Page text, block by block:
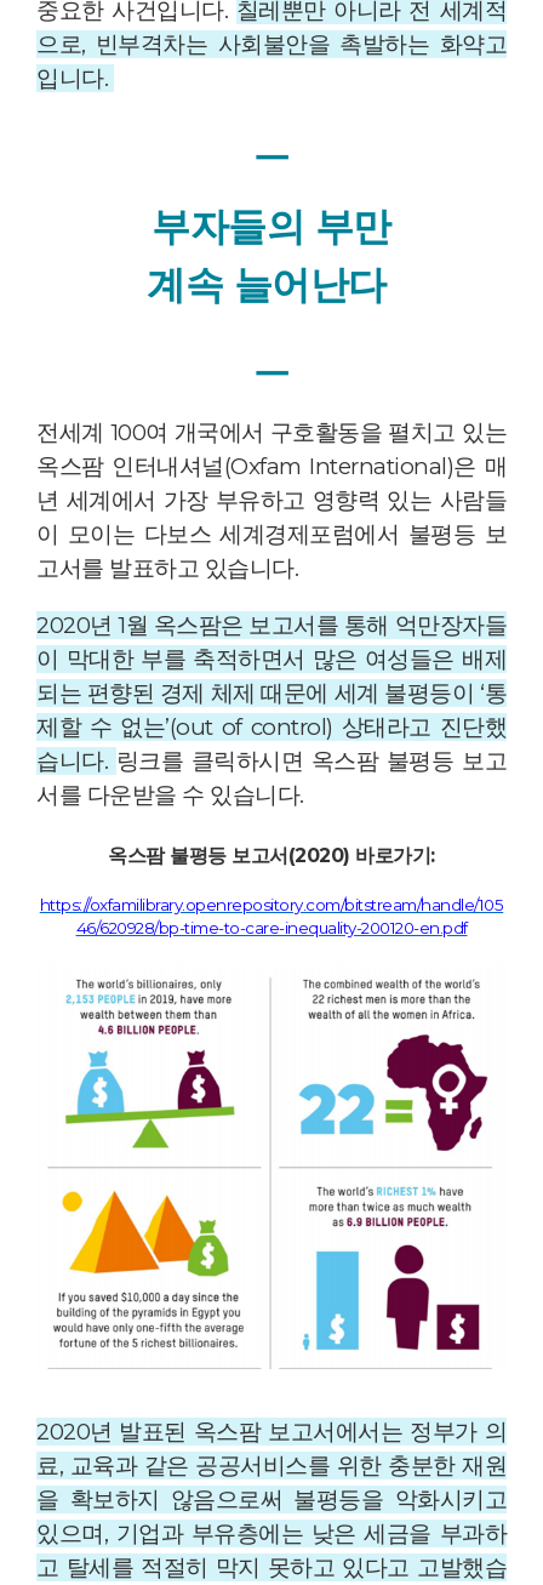
중요한 사건입니다. 칠레뿐만 아니라 전 세계적
으로, 빈부격차는 사회불안을 촉발하는 화약고
입니다.
ㅡ
부자들의 부만
계속 늘어난다
ㅡ
전세계 100여 개국에서 구호활동을 펼치고 있는
옥스팜 인터내셔널(Oxfam International)은 매
년 세계에서 가장 부유하고 영향력 있는 사람들
이 모이는 다보스 세계경제포럼에서 불평등 보
고서를 발표하고 있습니다.
2020년 1월 옥스팜은 보고서를 통해 억만장자들
이 막대한 부를 축적하면서 많은 여성들은 배제
되는 편향된 경제 체제 때문에 세계 불평등이 ‘통
제할 수 없는’(out of control) 상태라고 진단했
습니다. 링크를 클릭하시면 옥스팜 불평등 보고
서를 다운받을 수 있습니다.
옥스팜 불평등 보고서(2020) 바로가기:
https://oxfamilibrary.openrepository.com/bitstream/handle/105
46/620928/bp-time-to-care-inequality-200120-en.pdf
2020년 발표된 옥스팜 보고서에서는 정부가 의
료, 교육과 같은 공공서비스를 위한 충분한 재원
을 확보하지 않음으로써 불평등을 악화시키고
있으며, 기업과 부유층에는 낮은 세금을 부과하
고 탈세를 적절히 막지 못하고 있다고 고발했습